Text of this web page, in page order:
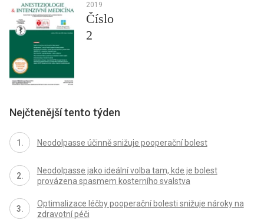
2019
Číslo
2
Nejčtenější tento týden
Neodolpasse účinně snižuje pooperační bolest
Neodolpasse jako ideální volba tam, kde je bolest
provázena spasmem kosterního svalstva
Optimalizace léčby pooperační bolesti snižuje nároky na
zdravotní péči